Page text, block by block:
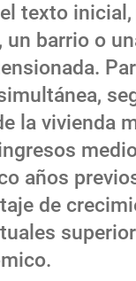
texto
un barrio o
la vivienda
años
de